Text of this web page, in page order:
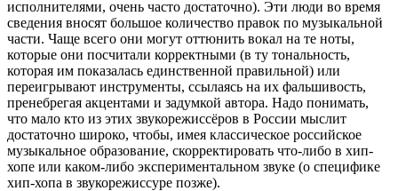
исполнителями, очень часто достаточно). Эти люди во время
сведения вносят большое количество правок по музыкальной
части. Чаще всего они могут оттюнить вокал на те ноты,
которые они посчитали корректными (в ту тональность,
которая им показалась единственной правильной) или
переигрывают инструменты, ссылаясь на их фальшивость,
пренебрегая акцентами и задумкой автора. Надо понимать,
что мало кто из этих звукорежиссёров в России мыслит
достаточно широко, чтобы, имея классическое российское
музыкальное образование, скорректировать что-либо в хип-
хопе или каком-либо экспериментальном звуке (о специфике
хип-хопа в звукорежиссуре позже).